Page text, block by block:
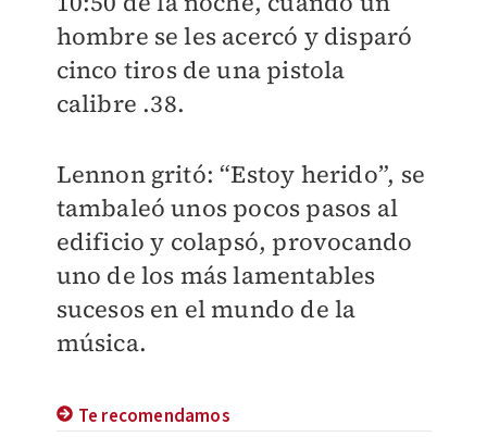
hombre se les acercó y disparó
cinco tiros de una pistola
calibre .38.
Lennon gritó: “Estoy herido”, se
tambaleó unos pocos pasos al
edificio y colapsó, provocando
uno de los más lamentables
sucesos en el mundo de la
música.
Te recomendamos